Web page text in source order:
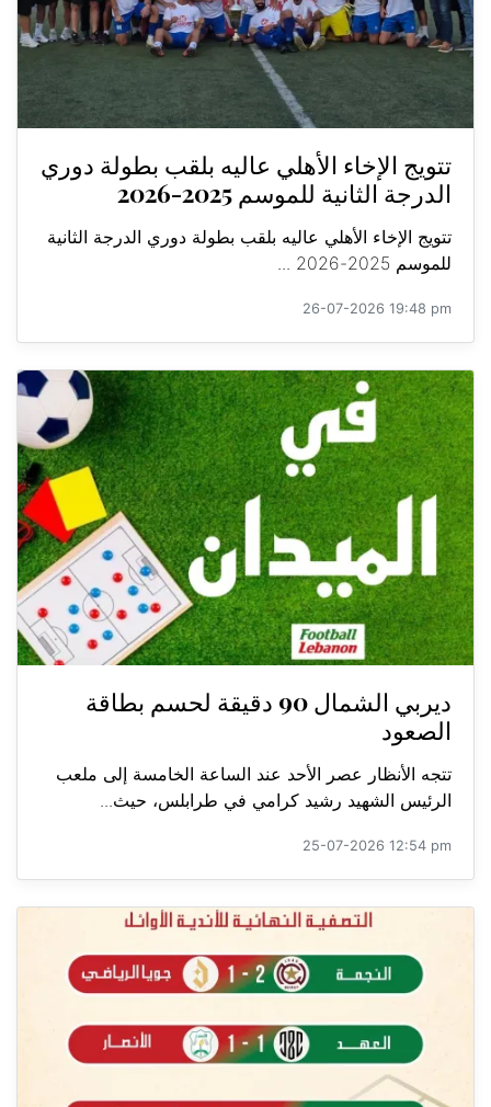
تتويج الإخاء الأهلي عاليه بلقب بطولة دوري
الدرجة الثانية للموسم 2025-2026
تتويج الإخاء الأهلي عاليه بلقب بطولة دوري الدرجة الثانية
للموسم 2025-2026 ...
26-07-2026 19:48 pm
ديربي الشمال 90 دقيقة لحسم بطاقة
الصعود
تتجه الأنظار عصر الأحد عند الساعة الخامسة إلى ملعب
الرئيس الشهيد رشيد كرامي في طرابلس، حيث...
25-07-2026 12:54 pm